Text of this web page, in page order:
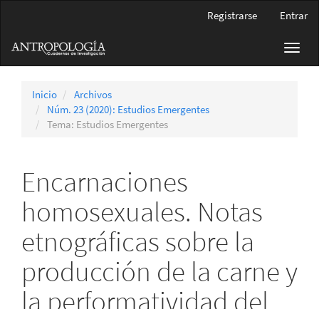
principal
Barra
Registrarse Entrar
Inicio
Archivos
Núm. 23 (2020): Estudios Emergentes
Tema: Estudios Emergentes
Encarnaciones
homosexuales. Notas
etnográficas sobre la
producción de la carne y
la performatividad del